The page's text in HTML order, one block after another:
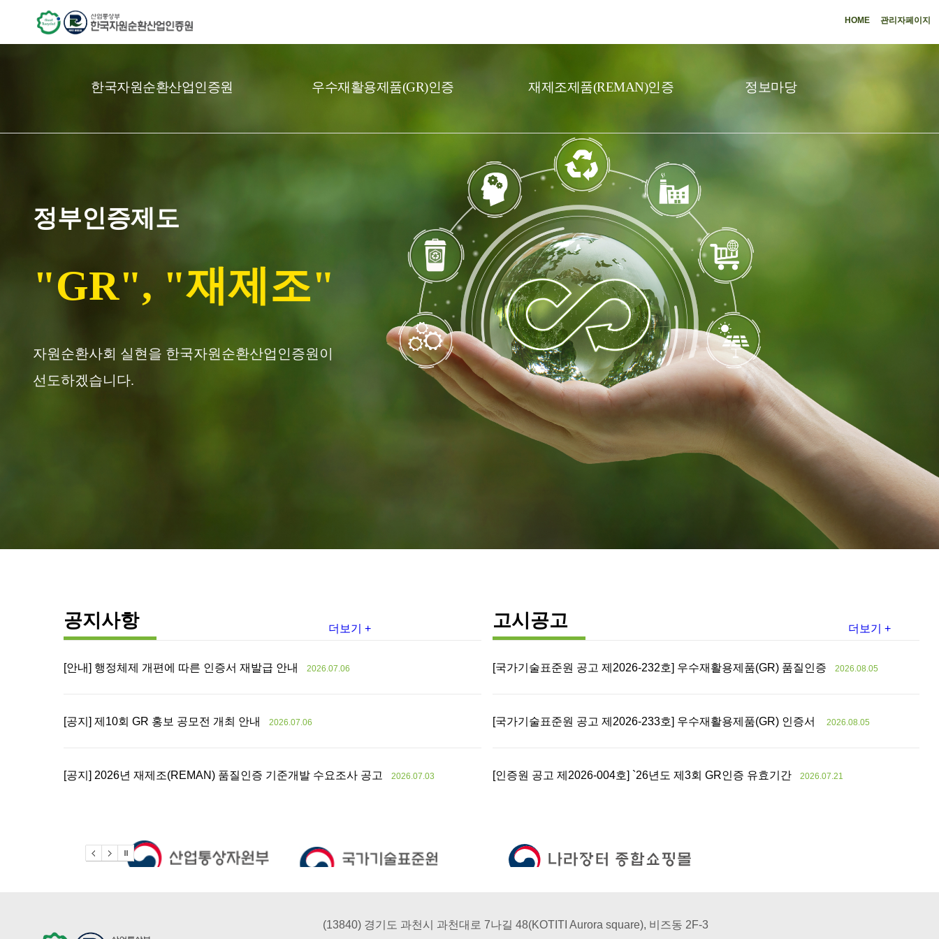
HOME 관리자페이지
한국자원순환산업인증원 우수재활용제품(GR)인증 재제조제품(REMAN)인증 정보마당
정부인증제도
"GR", "재제조"
자원순환사회 실현을 한국자원순환산업인증원이
선도하겠습니다.
공지사항 더보기 +
[안내] 행정체제 개편에 따른 인증서 재발급 안내 2026.07.06
[공지] 제10회 GR 홍보 공모전 개최 안내 2026.07.06
[공지] 2026년 재제조(REMAN) 품질인증 기준개발 수요조사 공고 2026.07.03
고시공고 더보기 +
[국가기술표준원 공고 제2026-232호] 우수재활용제품(GR) 품질인증 2026.08.05
[국가기술표준원 공고 제2026-233호] 우수재활용제품(GR) 인증서 2026.08.05
[인증원 공고 제2026-004호] `26년도 제3회 GR인증 유효기간 2026.07.21
(13840) 경기도 과천시 과천대로 7나길 48(KOTITI Aurora square), 비즈동 2F-3